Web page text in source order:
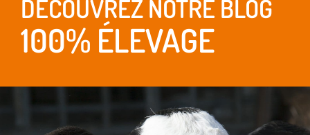
DÉCOUVREZ NOTRE BLOG
100% ÉLEVAGE